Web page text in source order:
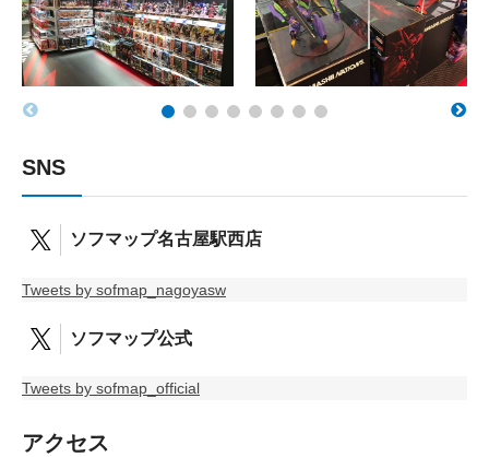
SNS
ソフマップ名古屋駅西店
Tweets by sofmap_nagoyasw
ソフマップ公式
Tweets by sofmap_official
アクセス